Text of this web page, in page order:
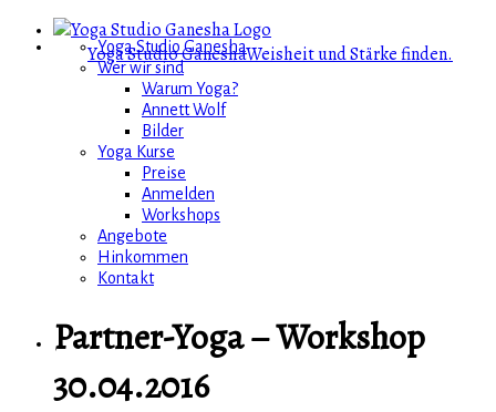
Yoga Studio GaneshaWeisheit und Stärke finden.
Yoga Studio Ganesha
Wer wir sind
Warum Yoga?
Annett Wolf
Bilder
Yoga Kurse
Preise
Anmelden
Workshops
Angebote
Hinkommen
Kontakt
Partner-Yoga – Workshop
30.04.2016